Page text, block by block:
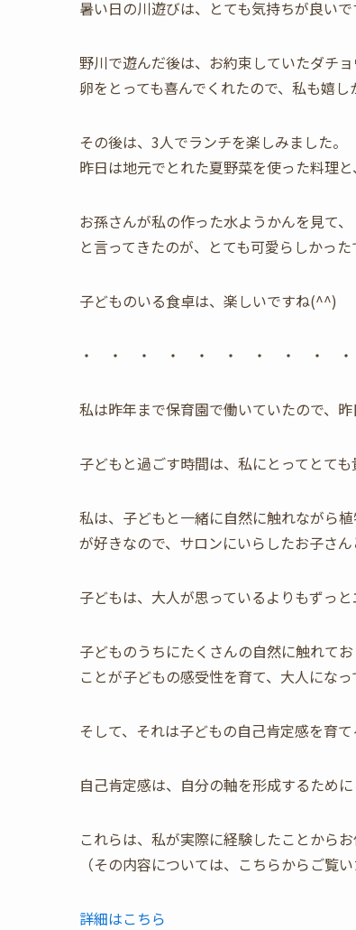
暑い日の川遊びは、とても気持ちが良いで
野川で遊んだ後は、お約束していたダチ
卵をとっても喜んでくれたので、私も嬉し
その後は、3人でランチを楽しみました。
昨日は地元でとれた夏野菜を使った料理
お孫さんが私の作った水ようかんを見て
と言ってきたのが、とても可愛らしかった
子どものいる食卓は、楽しいですね(^^)
・ ・ ・ ・ ・ ・ ・ ・ ・
私は昨年まで保育園で働いていたので、
子どもと過ごす時間は、私にとってとても
私は、子どもと一緒に自然に触れながら
が好きなので、サロンにいらしたお子さ
子どもは、大人が思っているよりもずっ
子どものうちにたくさんの自然に触れて
ことが子どもの感受性を育て、大人にな
そして、それは子どもの自己肯定感を育て
自己肯定感は、自分の軸を形成するために
これらは、私が実際に経験したことからお
（その内容については、こちらからご覧
詳細はこちら